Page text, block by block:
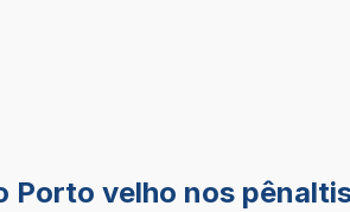
Porto velho nos